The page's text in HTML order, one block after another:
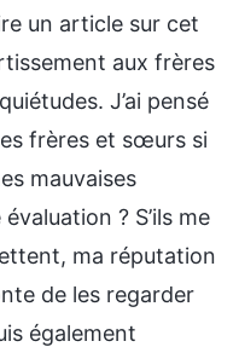
un article sur cet
aux frères
J’ai pensé
frères et sœurs si
mauvaises
? S’ils me
ma réputation
de les regarder
également